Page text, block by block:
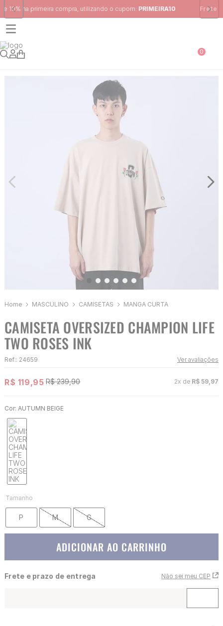
Frete Grátispara região Sudeste em pedidos acima de R$ 399,00
0
MASCULINO CAMISETAS MANGA CURTA
CAMISETA OVERSIZED CHAMPION LIFE
TWO ROSES INK
Ref:: 24659 Ver avaliações
R$ 119,95 R$ 239,90 2x de R$ 59 97
Cor: AUTUMN BEIGE
Tamanho
P M G
ADICIONAR AO CARRINHO
Frete e prazo de entrega Não sei meu CEP